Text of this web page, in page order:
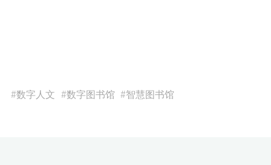
#数字人文 #数字图书馆 #智慧图书馆